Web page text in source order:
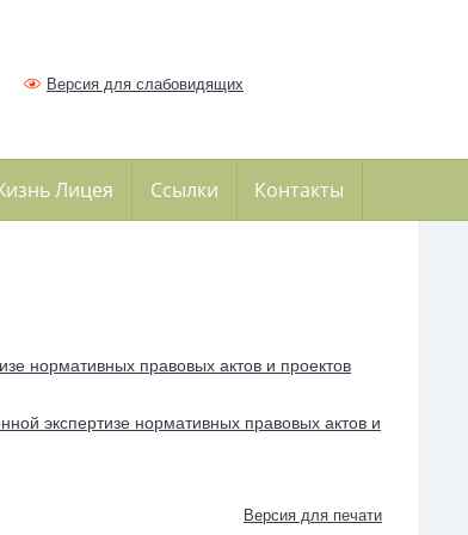
Версия для слабовидящих
Лицея Ссылки Контакты
нормативных правовых актов и проектов
экспертизе нормативных правовых актов и
Версия для печати